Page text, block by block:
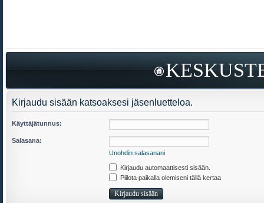
Kirjaudu sisään katsoaksesi jäsenluetteloa.
Käyttäjätunnus:
Salasana:
Unohdin salasanani
Kirjaudu automaattisesti sisään.
Piilota paikalla olemiseni tällä kertaa